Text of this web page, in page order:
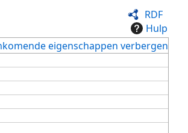
RDF
Hulp
eigenschappen verbergen